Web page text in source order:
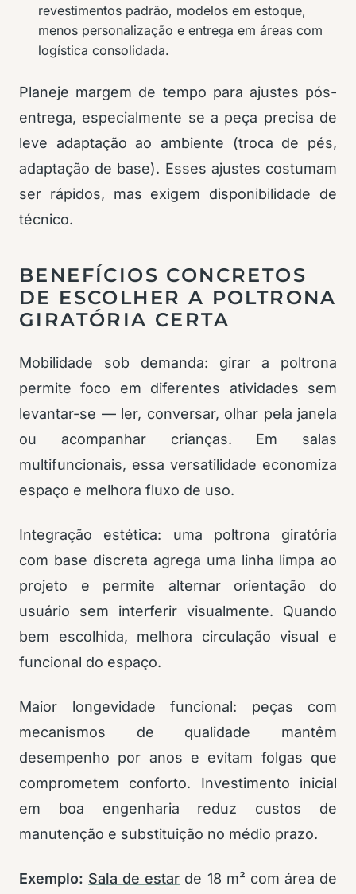
revestimentos padrão, modelos em estoque,
menos personalização e entrega em áreas com
logística consolidada.
Planeje margem de tempo para ajustes pós-
entrega, especialmente se a peça precisa de
leve adaptação ao ambiente (troca de pés,
adaptação de base). Esses ajustes costumam
ser rápidos, mas exigem disponibilidade de
técnico.
BENEFÍCIOS CONCRETOS
DE ESCOLHER A POLTRONA
GIRATÓRIA CERTA
Mobilidade sob demanda: girar a poltrona
permite foco em diferentes atividades sem
levantar-se — ler, conversar, olhar pela janela
ou acompanhar crianças. Em salas
multifuncionais, essa versatilidade economiza
espaço e melhora fluxo de uso.
Integração estética: uma poltrona giratória
com base discreta agrega uma linha limpa ao
projeto e permite alternar orientação do
usuário sem interferir visualmente. Quando
bem escolhida, melhora circulação visual e
funcional do espaço.
Maior longevidade funcional: peças com
mecanismos de qualidade mantêm
desempenho por anos e evitam folgas que
comprometem conforto. Investimento inicial
em boa engenharia reduz custos de
manutenção e substituição no médio prazo.
Exemplo: Sala de estar de 18 m² com área de